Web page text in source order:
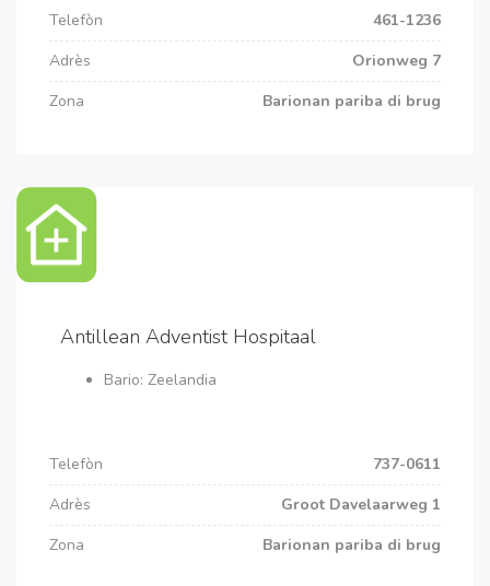
Telefòn
461-1236
Adrès
Orionweg 7
Zona
Barionan pariba di brug
Antillean Adventist Hospitaal
Bario: Zeelandia
Telefòn
737-0611
Adrès
Groot Davelaarweg 1
Zona
Barionan pariba di brug